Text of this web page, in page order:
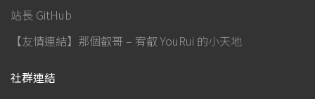
站長 GitHub
【友情連結】那個叡哥 – 宥叡 YouRui 的小天地
社群連結